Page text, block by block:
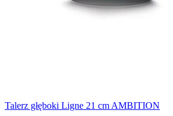
Talerz głęboki Ligne 21 cm AMBITION